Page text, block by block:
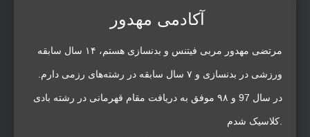
آکادمی مهدور
مرتضی مهدور مربی فیتنس و بدنسازی هستم، ۱۴ سال سابقه
ورزشی در بدنسازی و ۷ سال سابقه در رشته‌های رزمی دارم.
در سال 97 و ۹۸ موفق به دریافت مقام قهرمانی در رشته بادی
کلاسیک شدم.